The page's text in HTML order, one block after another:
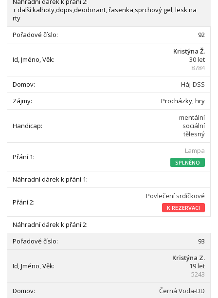
+ další kalhoty,dopis,deodorant, řasenka,sprchový gel, lesk na
rty
92
Kristýna Ž.
30 let
8784
Háj-DSS
Procházky, hry
mentální
sociální
tělesný
Lampa
SPLNĚNO
Povlečení srdíčkové
K REZERVACI
93
Kristýna Z.
19 let
5243
Černá Voda-DD